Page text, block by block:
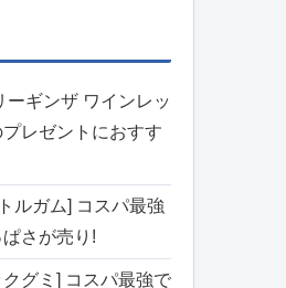
ーギンザ ワインレッ
レゼントにおすす
ルガム] コスパ最強
さが売り!
グミ] コスパ最強で